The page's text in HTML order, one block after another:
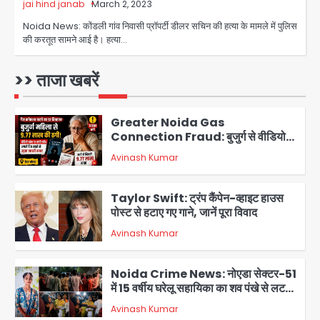
jai hind janab March 2, 2023
Noida News: कोंडली गांव निवासी प्रॉपर्टी डीलर सचिन की हत्या के मामले में पुलिस
की करतूत सामने आई है। हत्या…
>> ताजा खबरें
Avinash Kumar
1
पुणे में प्रशिक्षण विमान हादसे का शिकार, कोई
2
Greater Noida Gas
Connection Fraud: बुजुर्ग से वीडियो
कॉल पर 9.77 लाख की साइबर फ्रॉड
Avinash Kumar
3
Taylor Swift: ट्रंप कैंपेन-व्हाइट हाउस
पोस्ट से हटाए गए गाने, जानें पूरा विवाद
Avinash Kumar
Noida Crime News: नोएडा सेक्टर-51
में 15 वर्षीय घरेलू सहायिका का शव पंखे से लटका
मिला
Avinash Kumar